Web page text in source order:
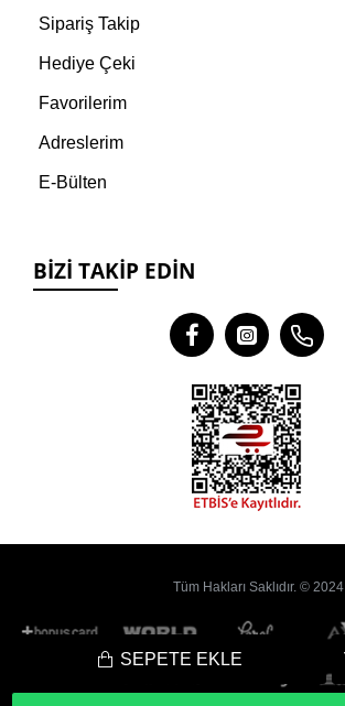
SEPETE EKLE
Sipariş Takip
Hediye Çeki
Favorilerim
Adreslerim
E-Bülten
BIZI TAKIP EDIN
Tüm Hakları Saklıdır. © 2024